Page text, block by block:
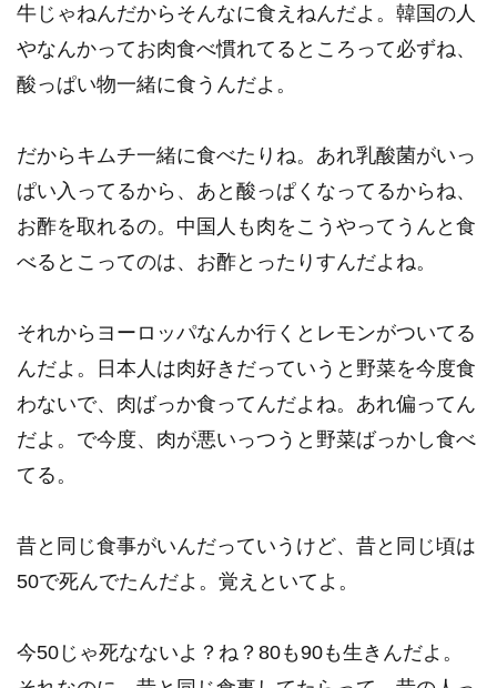
牛じゃねんだからそんなに食えねんだよ。韓国の人
やなんかってお肉食べ慣れてるところって必ずね、
酸っぱい物一緒に食うんだよ。
だからキムチ一緒に食べたりね。あれ乳酸菌がいっ
ぱい入ってるから、あと酸っぱくなってるからね、
お酢を取れるの。中国人も肉をこうやってうんと食
べるとこってのは、お酢とったりすんだよね。
それからヨーロッパなんか行くとレモンがついてる
んだよ。日本人は肉好きだっていうと野菜を今度食
わないで、肉ばっか食ってんだよね。あれ偏ってん
だよ。で今度、肉が悪いっつうと野菜ばっかし食べ
てる。
昔と同じ食事がいんだっていうけど、昔と同じ頃は
50で死んでたんだよ。覚えといてよ。
今50じゃ死なないよ？ね？80も90も生きんだよ。